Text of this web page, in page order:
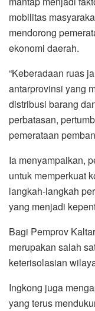
mobilitas
mendorong
ekonomi daerah.
“Keberadaan ruas
antarprovinsi yang
distribusi barang
perbatasan,
pemerataan
Ia menyampaikan,
untuk memperkuat
langkah-langkah
yang menjadi
Bagi Pemprov
merupakan salah
keterisolasian
Ingkong juga
yang terus